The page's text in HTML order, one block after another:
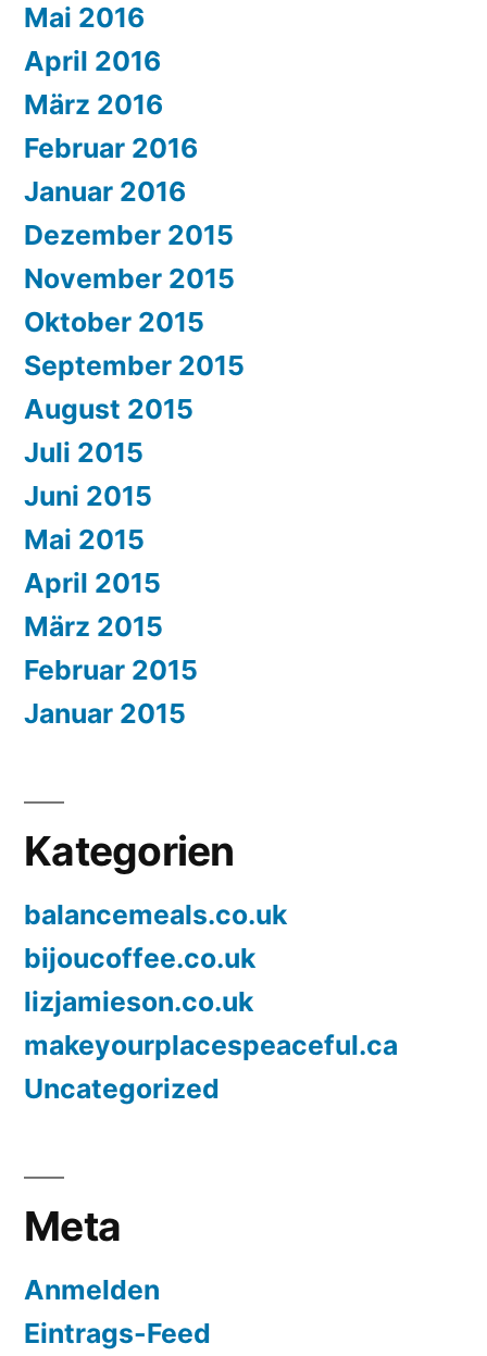
Mai 2016
April 2016
März 2016
Februar 2016
Januar 2016
Dezember 2015
November 2015
Oktober 2015
September 2015
August 2015
Juli 2015
Juni 2015
Mai 2015
April 2015
März 2015
Februar 2015
Januar 2015
Kategorien
balancemeals.co.uk
bijoucoffee.co.uk
lizjamieson.co.uk
makeyourplacespeaceful.ca
Uncategorized
Meta
Anmelden
Eintrags-Feed